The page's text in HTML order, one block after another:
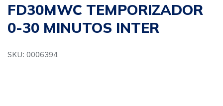
FD30MWC TEMPORIZADOR
0-30 MINUTOS INTER
SKU: 0006394